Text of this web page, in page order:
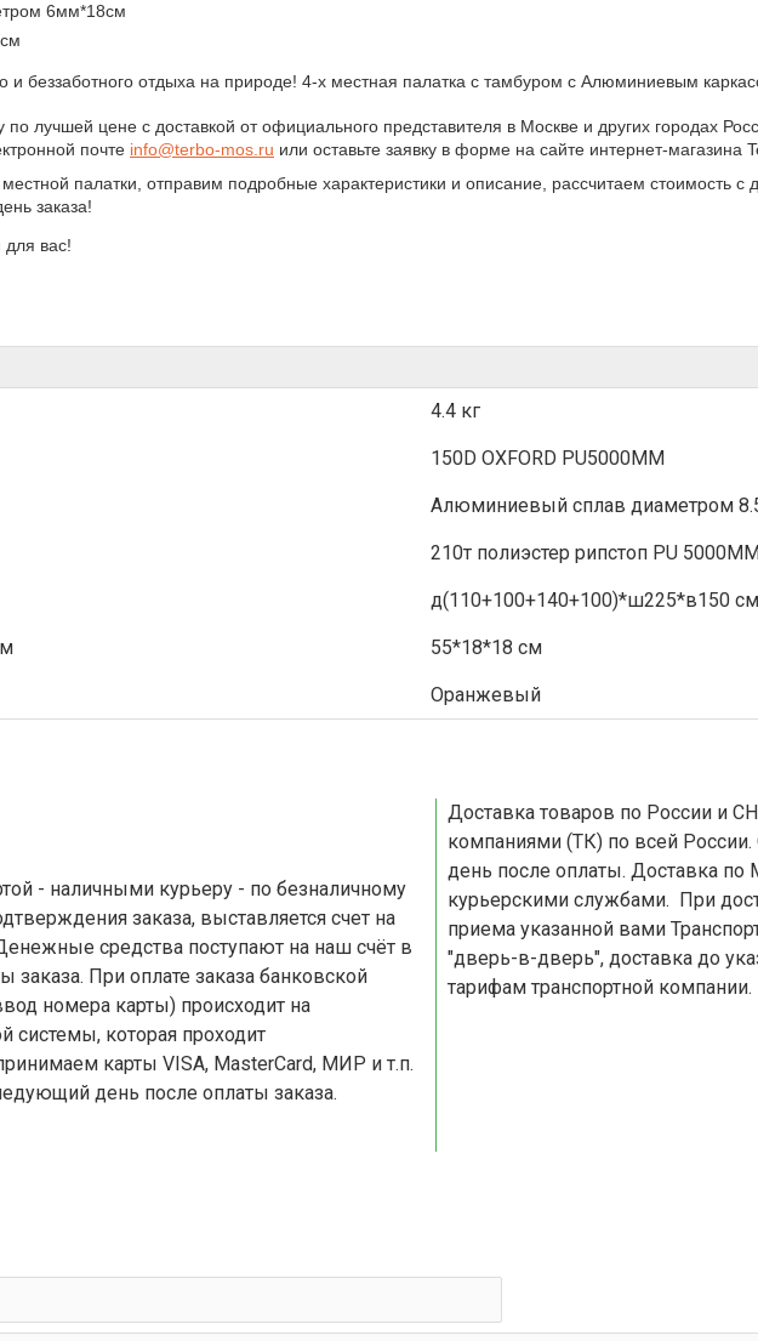
6мм*18см
беззаботного отдыха на природе! 4-х местная палатка с тамбуром с Алюминиевым
по лучшей цене с доставкой от официального представителя в Москве и других городах
почте info@terbo-mos ru или оставьте заявку в форме на сайте интернет-магазина
палатки, отправим подробные характеристики и описание, рассчитаем стоимость
заказа!
вас!
4.4 кг
150D OXFORD PU5000MM
Алюминиевый сплав диаметром
210т полиэстер рипстоп PU
д(110+100+140+100)*ш225*в150 см
55*18*18 см
Оранжевый
банковской
номера карты) происходит на
системы, которая проходит
день после оплаты заказа.
Доставка товаров по России и СНГ Доставка осуществляется
компаниями (ТК) по всей России.
день после оплаты. Доставка по Москве и Московской области осуществляется
курьерскими службами. При доставке по России, доставляем товар до пункта
приема указанной вами Транспортной
"дверь-в-дверь", доставка до
тарифам транспортной компании.